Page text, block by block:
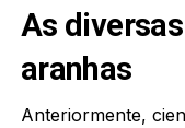
As
aranhas
Anteriormente,